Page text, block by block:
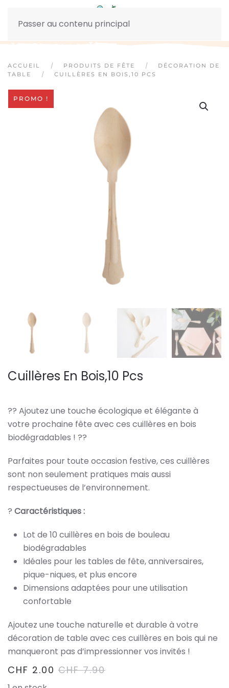
Passer au contenu principal
ACCUEIL PRODUITS DE FÊTE
DÉCORATION DE
TABLE
CUILLÈRES EN BOIS,10 PCS
PROMO !
Cuillères En Bois,10 Pcs
?? Ajoutez une touche écologique et élégante à
votre prochaine fête avec ces cuillères en bois
biodégradables ! ??
Parfaites pour toute occasion festive, ces cuillères
sont non seulement pratiques mais aussi
respectueuses de l’environnement.
? Caractéristiques :
Lot de 10 cuillères en bois de bouleau
biodégradables
Idéales pour les tables de fête, anniversaires,
pique-niques, et plus encore
Dimensions adaptées pour une utilisation
confortable
Ajoutez une touche naturelle et durable à votre
décoration de table avec ces cuillères en bois qui ne
manqueront pas d’impressionner vos invités !
CHF 2.00 CHF7.90